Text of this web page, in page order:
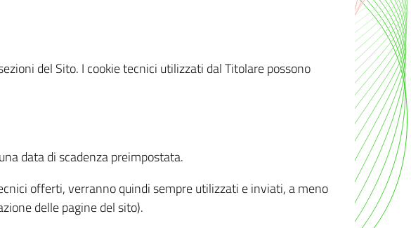
del Sito. I cookie tecnici utilizzati dal Titolare possono
data di scadenza preimpostata.
offerti, verranno quindi sempre utilizzati e inviati, a meno
delle pagine del sito).